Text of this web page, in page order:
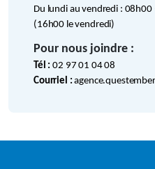
Du lundi au vendredi :
(16h00 le vendredi)
Pour nous joindre :
Tél :02 97 01 04 08
Courriel :